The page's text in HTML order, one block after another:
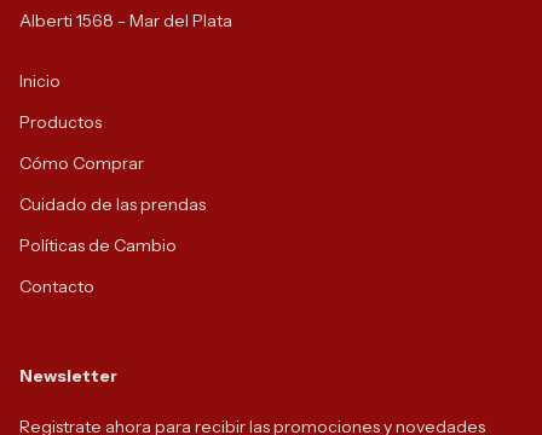
Alberti 1568 - Mar del Plata
Inicio
Productos
Cómo Comprar
Cuidado de las prendas
Políticas de Cambio
Contacto
Newsletter
Registrate ahora para recibir las promociones y novedades